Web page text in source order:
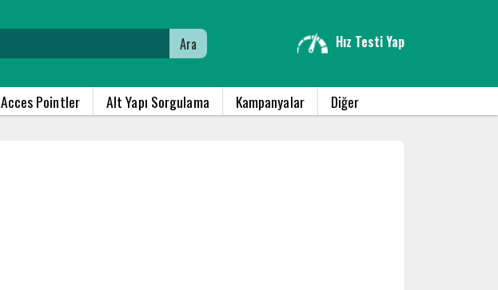
Ara Hız Testi Yap
Acces Pointler Alt Yapı Sorgulama Kampanyalar Diğer